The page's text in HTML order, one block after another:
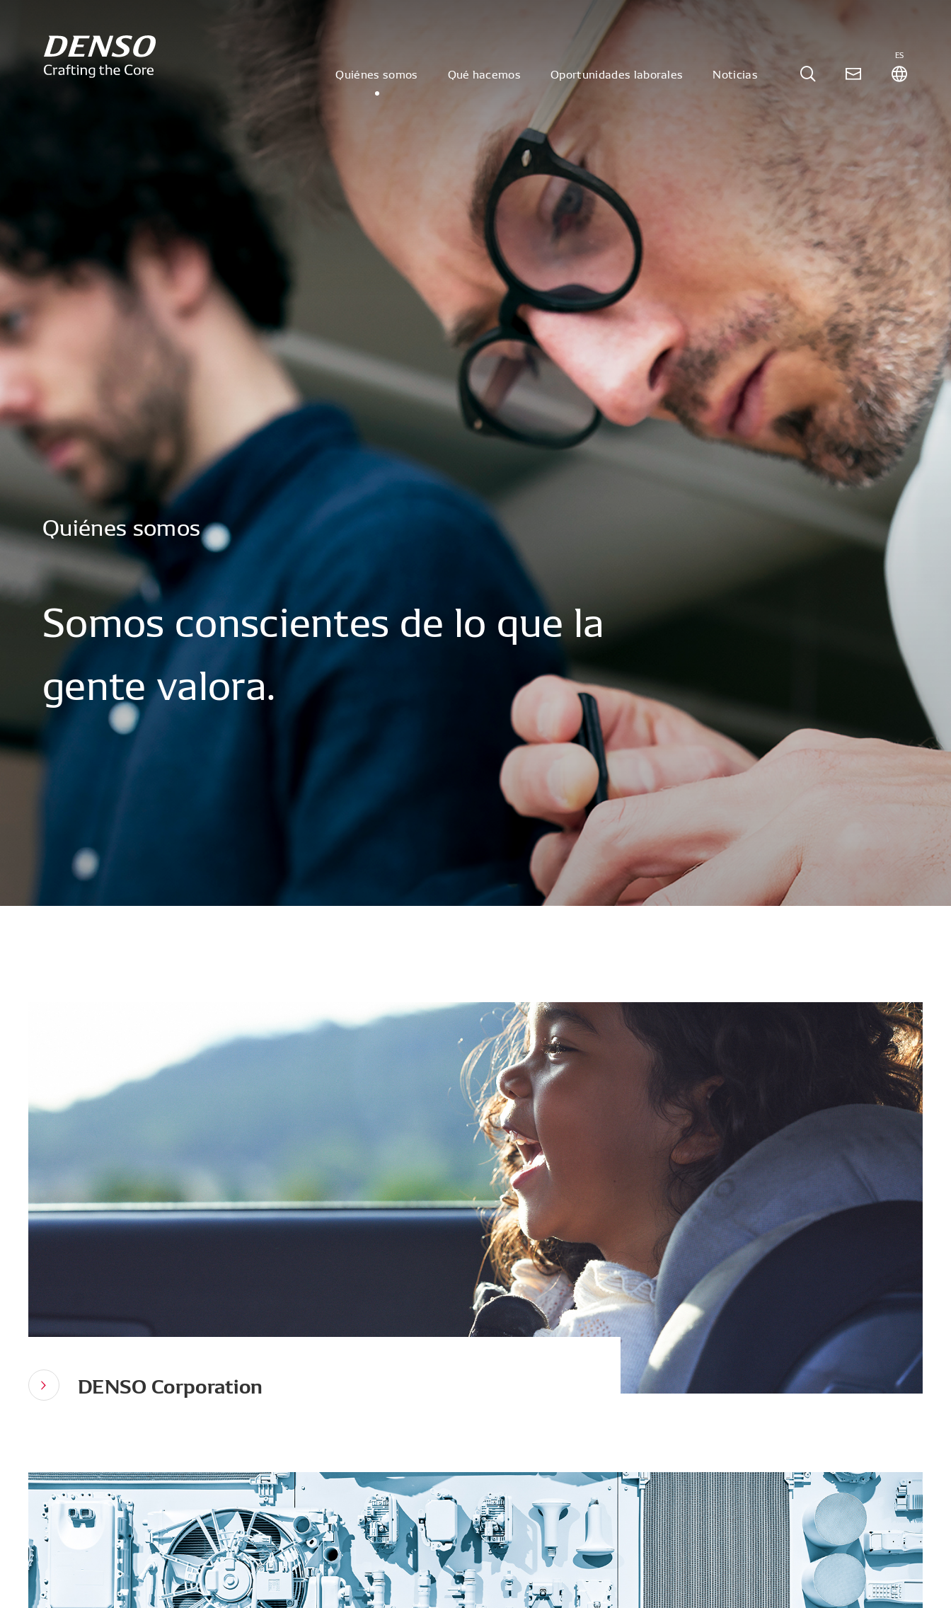
Quiénes somos Qué hacemos Oportunidades laborales Noticias
ES
Quiénes somos
Somos conscientes de lo quela
gente valora.
DENSO Corporation